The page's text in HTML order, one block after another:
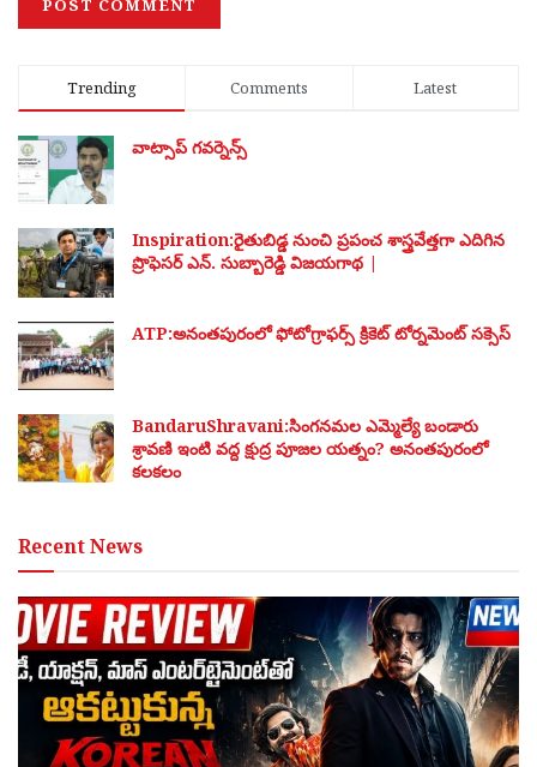
Trending Comments Latest
వాట్సాప్ గవర్నెన్స్
Inspiration:రైతుబిడ్డ నుంచి ప్రపంచ శాస్త్రవేత్తగా ఎదిగిన
ప్రొఫెసర్ ఎన్. సుబ్బారెడ్డి విజయగాథ |
ATP:అనంతపురంలో ఫోటోగ్రాఫర్స్ క్రికెట్ టోర్నమెంట్ సక్సెస్
BandaruShravani:సింగనమల ఎమ్మెల్యే బండారు
శ్రావణి ఇంటి వద్ద క్షుద్ర పూజల యత్నం? అనంతపురంలో
కలకలం
Recent News